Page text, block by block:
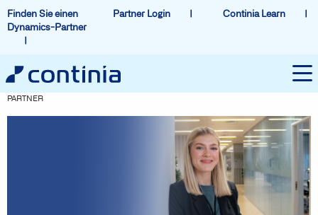
Finden Sie einen
Dynamics-Partner
Partner Login Continia Learn
PARTNER